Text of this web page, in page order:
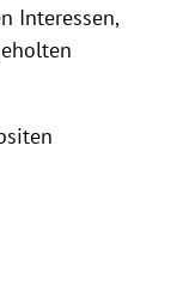
Interessen,